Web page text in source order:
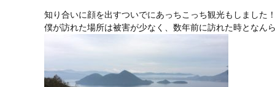
知り合いに顔を出すついでにあっちこっち観光もしました
僕が訪れた場所は被害が少なく、数年前に訪れた時となん